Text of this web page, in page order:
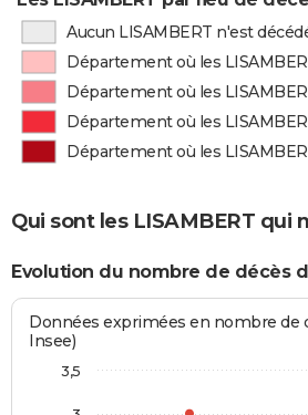
Aucun LISAMBERT n'est
Département où les
Département où les
Département où les
Département où les
Qui sont les LISAMBERT qui
Evolution du nombre de décès
Données exprimées en nombre de
Insee)
3,5